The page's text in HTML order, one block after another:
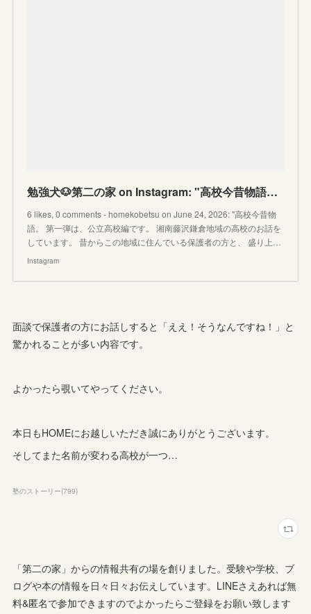
勉強犬🐶第二の家 on Instagram: "高校今昔物語。 第一弾は、公立高校編です。 湘南藤沢鎌倉地域の高校のお話をしています。 昔からこの地域に住んでいる保護者の方と、 盛り上がる話題です
6 likes, 0 comments - homekobetsu on June 24, 2026: "高校今昔物
語。 第一弾は、公立高校編です。 湘南藤沢鎌倉地域の高校のお話を
しています。 昔からこの地域に住んでいる保護者の方と、 盛り上…
Instagram
面談で保護者の方にお話しすると「ええ！そうなんですね！」と
驚かれることが多い内容です。
よかったら覗いてやってください。
本日もHOMEにお越しいただき誠にありがとうございます。
そしてまた名前が変わる高校が一つ…
塾のストーリー(799)
「第二の家」からの情報共有の場を創りました。受験や学校、ブ
ログや本の情報を日々日々お伝えしています。LINEさえあれば無
料&匿名で参加できますのでよかったらご登録をお願い致します